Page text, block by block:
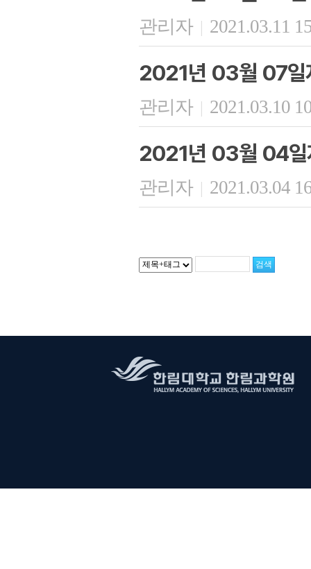
관리자 | 2021.03.11
2021년 03월 07일
관리자 | 2021.03.10
2021년 03월 04일
관리자 | 2021.03.04